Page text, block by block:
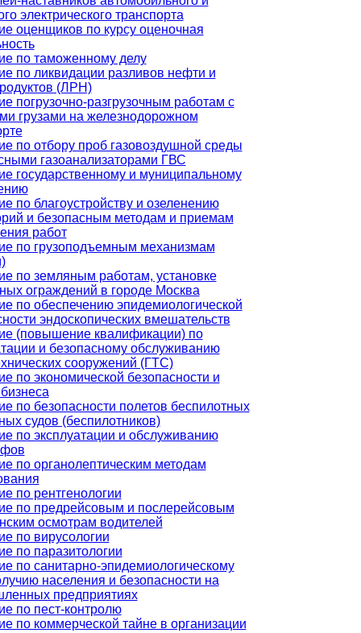
электрического транспорта
оценщиков по курсу оценочная
по таможенному делу
по ликвидации разливов нефти и
(ЛРН)
погрузочно-разгрузочным работам с
грузами на железнодорожном
по отбору проб газовоздушной среды
газоанализаторами ГВС
государственному и муниципальному
по благоустройству и озеленению
и безопасным методам и приемам
работ
по грузоподъемным механизмам
по земляным работам, установке
ограждений в городе Москва
по обеспечению эпидемиологической
эндоскопических вмешательств
(повышение квалификации) по
и безопасному обслуживанию
сооружений (ГТС)
по экономической безопасности и
по безопасности полетов беспилотных
судов (беспилотников)
по эксплуатации и обслуживанию
по органолептическим методам
по рентгенологии
по предрейсовым и послерейсовым
осмотрам водителей
по вирусологии
по паразитологии
по санитарно-эпидемиологическому
населения и безопасности на
предприятиях
по пест-контролю
по коммерческой тайне в организации